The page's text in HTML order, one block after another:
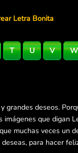
Letra Bonita
T U V W
grandes deseos.
que digan
muchas veces un
para hacer